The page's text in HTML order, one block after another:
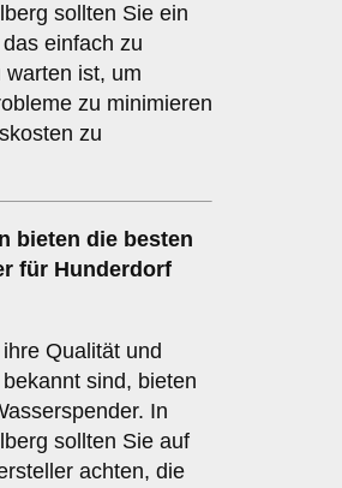
sollten Sie ein
einfach zu
warten ist, um
zu minimieren
zu
bieten die besten
für Hunderdorf
Qualität und
sind, bieten
In
sollten Sie auf
achten, die